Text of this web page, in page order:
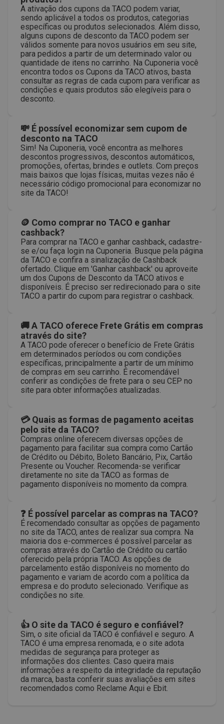
A ativação dos cupons da TACO podem variar,
sendo aplicável a todos os produtos, categorias
específicas ou produtos selecionados. Além disso,
alguns cupons de desconto da TACO podem ser
válidos somente para novos usuários em seu site,
para pedidos a partir de um determinado valor ou
quantidade de itens no carrinho. Na Cuponeria você
encontra todos os Cupons da TACO ativos, basta
consultar as regras de cada cupom para verificar as
condições e quais produtos são elegíveis para o
desconto.
💸 É possível economizar sem cupom de
desconto na TACO
Sim! Na Cuponeria, você encontra as melhores
descontos progressivos, descontos automáticos,
promoções, ofertas, brindes e outlets. Com preços
mais baixos que lojas físicas, muitas vezes não é
necessário código promocional para economizar no
site da TACO!
🪙 Como comprar no TACO e ganhar
cashback?
Para comprar na TACO e ganhar cashback, cadastre-
se e/ou faça login na Cuponeria. Busque pela página
da TACO e confira a sinalização de Cashback
ofertado. Clique em 'Ganhar cashback' ou aproveite
um dos Cupons de Desconto da TACO ativos e
disponíveis. É preciso ser redirecionado para o site
TACO a partir do cupom para registrar o cashback.
🚚 A TACO oferece Frete Grátis em compras
através do site?
A TACO pode oferecer o benefício de Frete Grátis
em determinados períodos ou com condições
específicas, principalmente a partir de um mínimo
de compras em seu carrinho. É recomendável
conferir as condições de frete para o seu CEP no
site para obter informações atualizadas.
💳 Quais as formas de pagamento aceitas
pelo site da TACO?
Compras online oferecem diversas opções de
pagamento para facilitar sua compra como Cartão
de Crédito ou Débito, Boleto Bancário, Pix, Cartão
Presente ou Voucher. Recomenda-se verificar
diretamente no site da TACO as formas de
pagamento disponíveis no momento da compra.
❓ É possível parcelar as compras na TACO?
É recomendado consultar as opções de pagamento
no site da TACO, antes de realizar sua compra. Na
maioria dos e-commerces é possível parcelar as
compras através do Cartão de Crédito ou cartão
oferecido pela própria TACO. As opções de
parcelamento estão disponíveis no momento do
pagamento e variam de acordo com a política da
empresa e do produto selecionado. Verifique as
condições no site.
👍 O site da TACO é seguro e confiável?
Sim, o site oficial da TACO é confiável e seguro. A
TACO é uma empresa renomada, e o site adota
medidas de segurança para proteger as
informações dos clientes. Caso queira mais
informações a respeito da integridade da reputação
da marca, basta conferir suas avaliações em sites
recomendados como Reclame Aqui e Ebit.